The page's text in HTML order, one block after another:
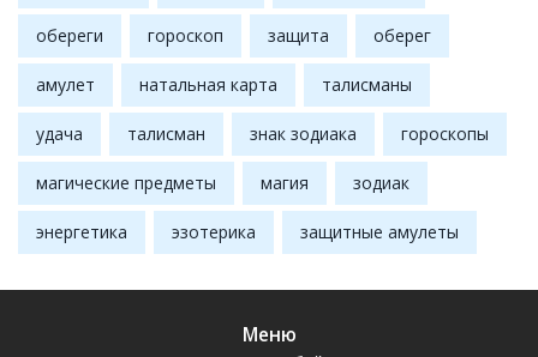
обереги гороскоп защита оберег
амулет натальная карта талисманы
удача талисман знак зодиака гороскопы
магические предметы магия зодиак
энергетика эзотерика защитные амулеты
Меню